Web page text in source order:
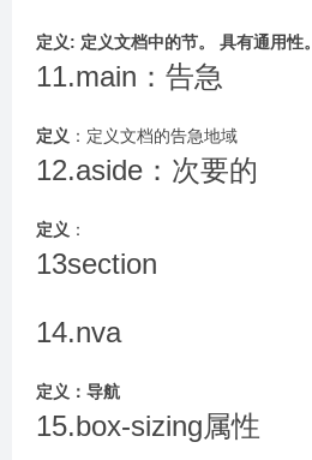
定义: 定义⽂档中的节。 具有通⽤性。
11.main：告急
定义 ：定义文档的告急地域
12.aside：次要的
定义 ：
13section
14.nva
定义：导航
15.box-sizing属性